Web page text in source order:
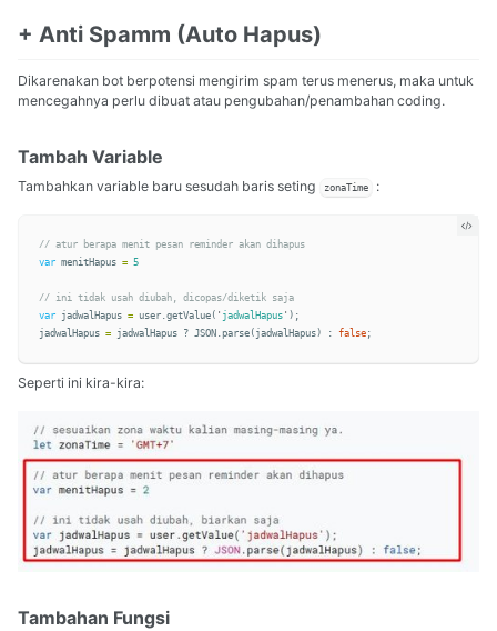
+ Anti Spamm (Auto Hapus)
Dikarenakan bot berpotensi mengirim spam terus menerus, maka untuk
mencegahnya perlu dibuat atau pengubahan/penambahan coding.
Tambah Variable
Tambahkan variable baru sesudah baris seting zonaTime :
// atur berapa menit pesan reminder akan dihapus
var menitHapus = 5
// ini tidak usah diubah, dicopas/diketik saja
var jadwalHapus = user .getValue ( ' jadwalHapus ' );
jadwalHapus = jadwalHapus ? JSON .parse ( jadwalHapus) : false ;
Seperti ini kira-kira:
Tambahan Fungsi